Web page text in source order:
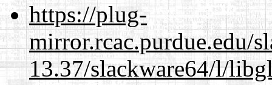
https://plug-
mirror.rcac.purdue.edu/
13.37/slackware64/l/